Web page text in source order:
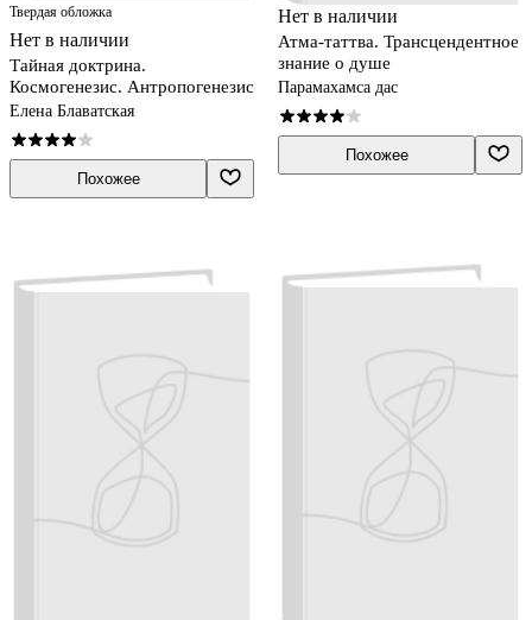
Твердая обложка
Нет в наличии
Тайная доктрина.
Космогенезис. Антропогенезис
Елена Блаватская
Похожее
Нет в наличии
Атма-таттва. Трансцендентное
знание о душе
Парамахамса дас
Похожее